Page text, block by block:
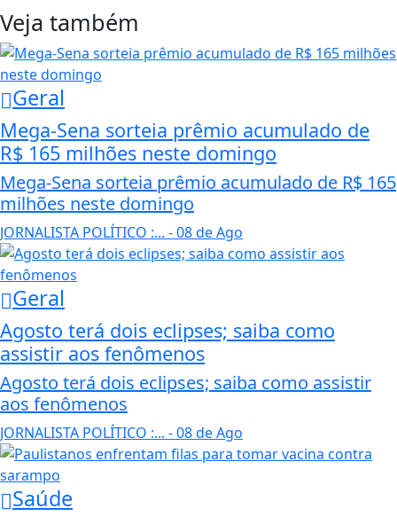
Veja também
Geral
Mega-Sena sorteia prêmio acumulado de
R$ 165 milhões neste domingo
Mega-Sena sorteia prêmio acumulado de R$ 165
milhões neste domingo
JORNALISTA POLÍTICO :... - 08 de Ago
Geral
Agosto terá dois eclipses; saiba como
assistir aos fenômenos
Agosto terá dois eclipses; saiba como assistir
aos fenômenos
JORNALISTA POLÍTICO :... - 08 de Ago
Saúde